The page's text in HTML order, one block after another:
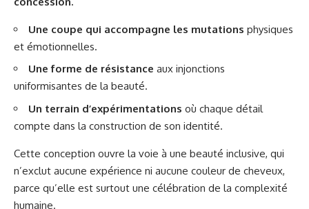
Une coupe qui accompagne les mutations physiques
et émotionnelles.
Une forme de résistance aux injonctions
uniformisantes de la beauté.
Un terrain d’expérimentations où chaque détail
compte dans la construction de son identité.
Cette conception ouvre la voie à une beauté inclusive, qui
n’exclut aucune expérience ni aucune couleur de cheveux,
parce qu’elle est surtout une célébration de la complexité
humaine.